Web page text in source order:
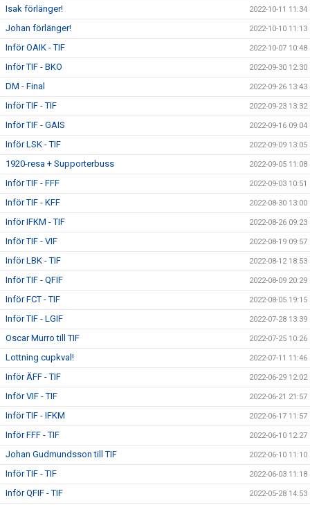
Isak förlänger! 2022-10-11 11:34
Johan förlänger! 2022-10-10 11:13
Inför OAIK - TIF 2022-10-07 10:48
Inför TIF - BKO 2022-09-30 12:30
DM - Final 2022-09-26 13:43
Inför TIF - TIF 2022-09-23 13:32
Inför TIF - GAIS 2022-09-16 09:04
Inför LSK - TIF 2022-09-09 13:05
1920-resa + Supporterbuss 2022-09-05 11:08
Inför TIF - FFF 2022-09-03 10:51
Inför TIF - KFF 2022-08-30 13:00
Inför IFKM - TIF 2022-08-26 09:23
Inför TIF - VIF 2022-08-19 09:57
Inför LBK - TIF 2022-08-12 18:53
Inför TIF - QFIF 2022-08-09 20:29
Inför FCT - TIF 2022-08-05 19:15
Inför TIF - LGIF 2022-07-28 13:39
Oscar Murro till TIF 2022-07-25 10:26
Lottning cupkval! 2022-07-11 11:46
Inför ÄFF - TIF 2022-06-29 12:02
Inför VIF - TIF 2022-06-21 21:57
Inför TIF - IFKM 2022-06-17 11:57
Inför FFF - TIF 2022-06-10 12:27
Johan Gudmundsson till TIF 2022-06-10 11:10
Inför TIF - TIF 2022-06-03 11:18
Inför QFIF - TIF 2022-05-28 14:53